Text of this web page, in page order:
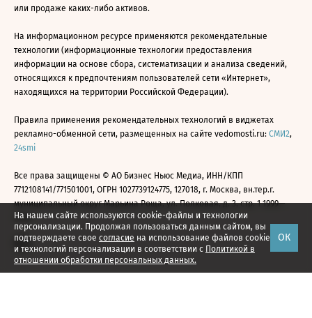
На нашем сайте используются cookie-файлы и технологии
персонализации. Продолжая пользоваться данным сайтом, вы
подтверждаете свое согласие на использование файлов cookie
и технологий персонализации в соответствии с Политикой в
отношении обработки персональных данных.
ОК
или продаже каких-либо активов.
На информационном ресурсе применяются рекомендательные
технологии (информационные технологии предоставления
информации на основе сбора, систематизации и анализа сведений,
относящихся к предпочтениям пользователей сети «Интернет»,
находящихся на территории Российской Федерации).
Правила применения рекомендательных технологий в виджетах
рекламно-обменной сети, размещенных на сайте vedomosti.ru: СМИ2,
24smi
Все права защищены © АО Бизнес Ньюс Медиа, ИНН/КПП
7712108141/771501001, ОГРН 1027739124775, 127018, г. Москва, вн.тер.г.
муниципальный округ Марьина Роща, ул. Полковая, д. 3, стр. 1 1999—
2026